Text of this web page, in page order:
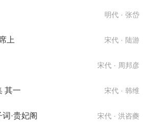
明代 · 张岱
上 宋代 · 陆游
宋代 · 周邦彦
其一 宋代 · 韩维
·贵妃阁 宋代 · 洪咨夔